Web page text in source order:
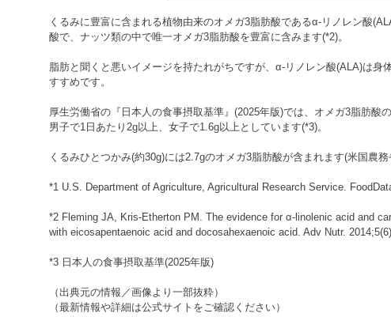
くるみに豊富に含まれる植物由来のオメガ3脂肪酸であるα-リノレン酸
酸で、ナッツ類の中で唯一オメガ3脂肪酸を豊富に含みます(*2)。
脂肪と聞くと悪いイメージを持たれがちですが、α-リノレン酸(ALA)は身
すすめです。
厚生労働省の『日本人の食事摂取基準』(2025年版)では、オメガ3脂肪酸
男子で1日あたり2g以上、女子で1.6g以上としています(*3)。
くるみひとつかみ(約30g)には2.7gのオメガ3脂肪酸が含まれます(米国農
*1 U.S. Department of Agriculture, Agricultural Research Service.
*2 Fleming JA, Kris-Etherton PM. The evidence for α-linolenic acid and
with eicosapentaenoic acid and docosahexaenoic acid. Adv Nutr.
*3 日本人の食事摂取基準(2025年版)
（出典元の情報／画像より一部抜粋）
（最新情報や詳細は公式サイトをご確認ください）